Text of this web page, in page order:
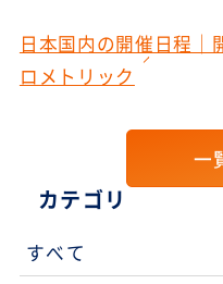
日本国内の開催日程｜
ロメトリック
一
カテゴリ
すべて